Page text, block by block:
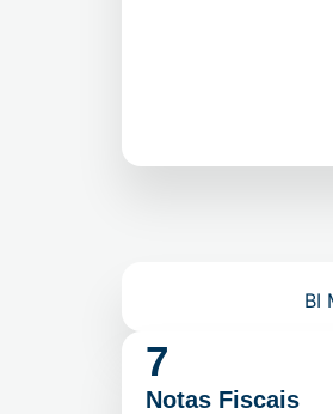
BI
7
Notas Fiscais